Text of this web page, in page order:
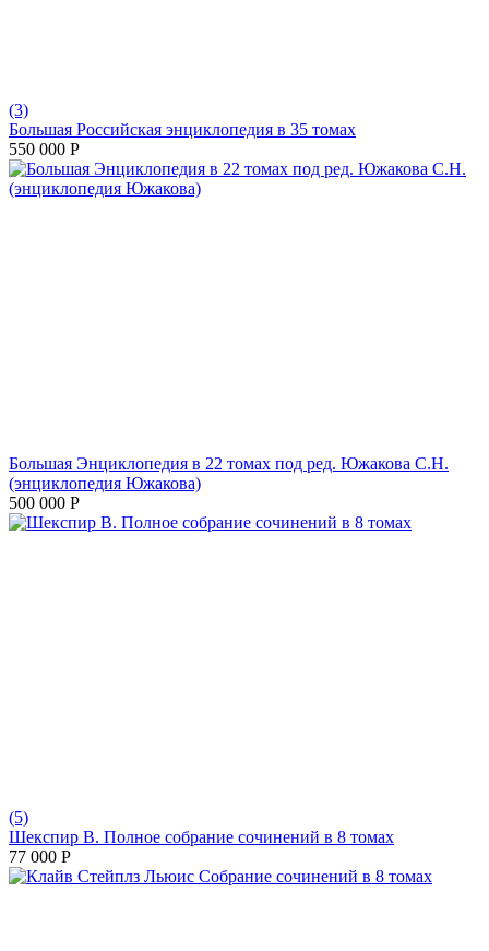
(3)
Большая Российская энциклопедия в 35 томах
550 000 Р
Большая Энциклопедия в 22 томах под ред. Южакова С.Н.
(энциклопедия Южакова)
500 000 Р
(5)
Шекспир В. Полное собрание сочинений в 8 томах
77 000 Р